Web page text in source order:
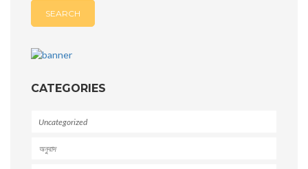
CATEGORIES
Uncategorized
অনুবাদ